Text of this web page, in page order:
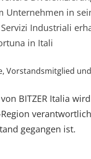
Unternehmen in
Industriali
in Itali
Vorstandsmitglied
BITZER Italia
Region
gegangen ist.